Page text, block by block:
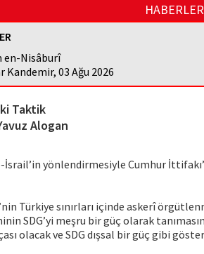
HABERLER
en-Nisâburî
Kandemir, 03 Ağu 2026
Taktik
Alogan
yönlendirmesiyle Cumhur
Türkiye sınırları içinde askerî
SDG’yi meşru bir güç olarak
olacak ve SDG dışsal bir güç gibi